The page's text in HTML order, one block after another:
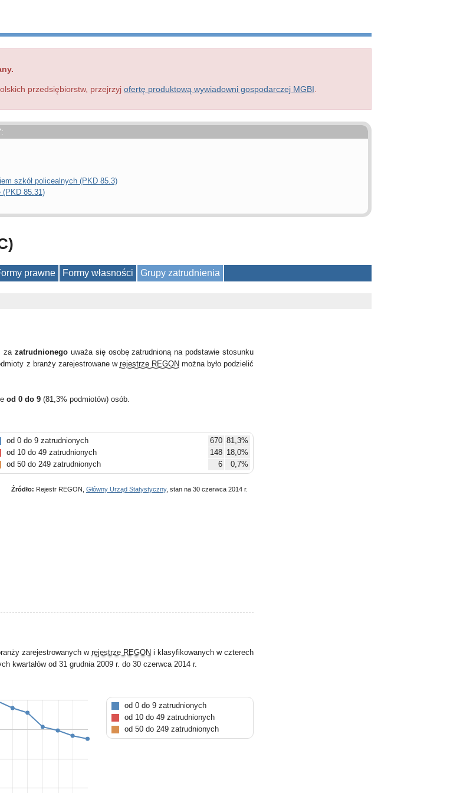
przedsiębiorstw, przejrzyj ofertę produktową wywiadowni gospodarczej MGBI
szkół policealnych (PKD 85.3)
(PKD 85.31)
prawne Formy własności Grupy zatrudnienia
za zatrudnionegouważa się osobę zatrudnioną na podstawie stosunku
z branży zarejestrowane wrejestrze REGON można było podzielić
od 0 do 9 (81,3% podmiotów) osób.
od 0 do 9 zatrudnionych 670 81,3%
od 10 do 49 zatrudnionych
148 18,0%
od 50 do 249 zatrudnionych
6 0,7%
Źródło: Rejestr REGON, Główny Urząd Statystyczny, stan na 30 czerwca 2014 r.
zarejestrowanych wrejestrze REGON i klasyfikowanych w czterech
kwartałów od 31 grudnia 2009 r. do 30 czerwca 2014 r.
od 0 do 9 zatrudnionych
od 10 do 49 zatrudnionych
od 50 do 249 zatrudnionych